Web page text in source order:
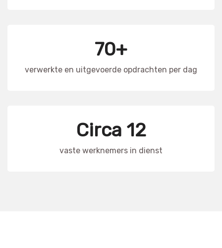
70+
verwerkte en uitgevoerde opdrachten per dag
Circa 12
vaste werknemers in dienst